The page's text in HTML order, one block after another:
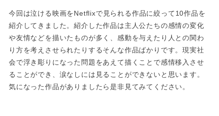
今回は泣ける映画をNetflixで見られる作品に絞って10作品を
紹介してきました。紹介した作品は主人公たちの感情の変化
や友情などを描いたものが多く、感動を与えたり人との関わ
り方を考えさせられたりするそんな作品ばかりです。現実社
会で浮き彫りになった問題をあえて描くことで感情移入させ
ることができ、涙なしには見ることができないと思います。
気になった作品がありましたら是非見てみてください。